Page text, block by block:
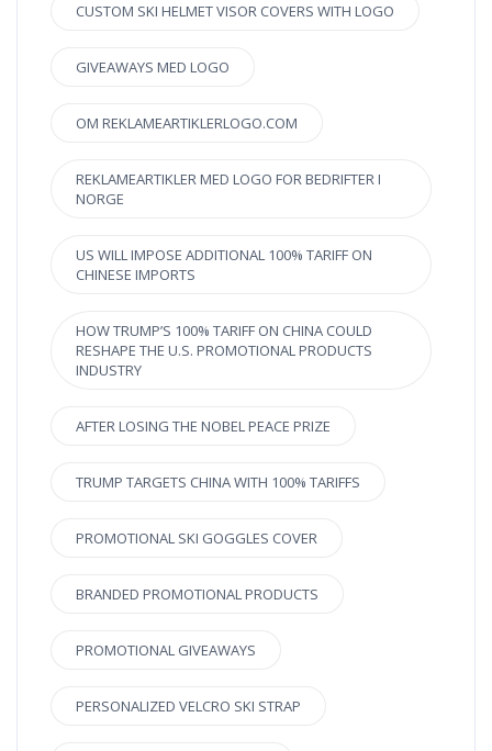
CUSTOM SKI HELMET VISOR COVERS WITH LOGO
GIVEAWAYS MED LOGO
OM REKLAMEARTIKLERLOGO.COM
REKLAMEARTIKLER MED LOGO FOR BEDRIFTER I
NORGE
US WILL IMPOSE ADDITIONAL 100% TARIFF ON
CHINESE IMPORTS
HOW TRUMP’S 100% TARIFF ON CHINA COULD
RESHAPE THE U.S. PROMOTIONAL PRODUCTS
INDUSTRY
AFTER LOSING THE NOBEL PEACE PRIZE
TRUMP TARGETS CHINA WITH 100% TARIFFS
PROMOTIONAL SKI GOGGLES COVER
BRANDED PROMOTIONAL PRODUCTS
PROMOTIONAL GIVEAWAYS
PERSONALIZED VELCRO SKI STRAP